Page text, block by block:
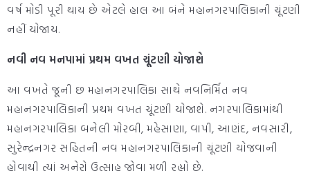
વર્ષ મોડી પૂરી થાય છે એટલે હાલ આ બંને મહાનગરપાલિકાની ચૂંટણી
નહીં યોજાય.
નવી નવ મનપામાં પ્રથમ વખત ચૂંટણી યોજાશે
આ વખતે જૂની છ મહાનગરપાલિકા સાથે નવનિર્મિત નવ
મહાનગરપાલિકાની પ્રથમ વખત ચૂંટણી યોજાશે. નગરપાલિકામાંથી
મહાનગરપાલિકા બનેલી મોરબી, મહેસાણા, વાપી, આણંદ, નવસારી,
સુરેન્દ્રનગર સહિતની નવ મહાનગરપાલિકાની ચૂંટણી યોજવાની
હોવાથી ત્યાં અનેરો ઉત્સાહ જોવા મળી રહ્યો છે.